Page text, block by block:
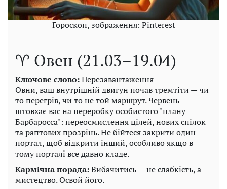
Гороскоп, зображення: Pinterest
♈ Овен (21.03–19.04)
Ключове слово:Перезавантаження
Овни, ваш внутрішній двигун почав тремтіти — чи
то перегрів, чи то не той маршрут. Червень
штовхає вас на переробку особистого "плану
Барбаросса": переосмислення цілей, нових спілок
та раптових прозрінь. Не бійтеся закрити один
портал, щоб відкрити інший, особливо якщо в
тому порталі все давно кладе.
Кармічна порада:Вибачитись — не слабкість, а
мистецтво. Освой його.